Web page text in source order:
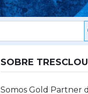
SOBRE
Somos Gold Partner